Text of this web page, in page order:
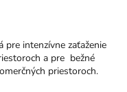
intenzívne zaťaženie
a pre bežné
priestoroch.